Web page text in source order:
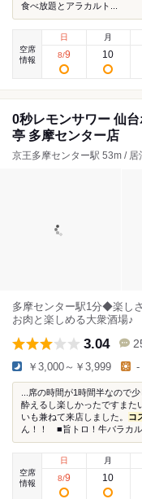
食べ放題とアラカルト...
空席
情報
日
8/9
月
10
0秒レモンサワー 仙
亭 多摩センター店
京王多摩センター駅 53m /
多摩センター駅1分◆楽し
お肉と楽しめる大衆酒場♪
3.04
￥3,000～￥3,999 -
...席の時間が1時間半なので
酔えるし楽しかったですまた
いも兼ねて来店しました。 コ
ん！！ ■旨トロ！牛バラカ
空席
情報
日
8/9
月
10